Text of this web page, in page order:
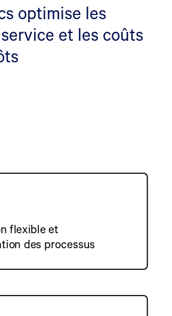
optimise les
et les coûts
flexible et
des processus